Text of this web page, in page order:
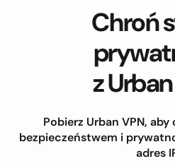
Chroń
z
Pobierz Urban VPN, aby
bezpieczeństwem i
adres